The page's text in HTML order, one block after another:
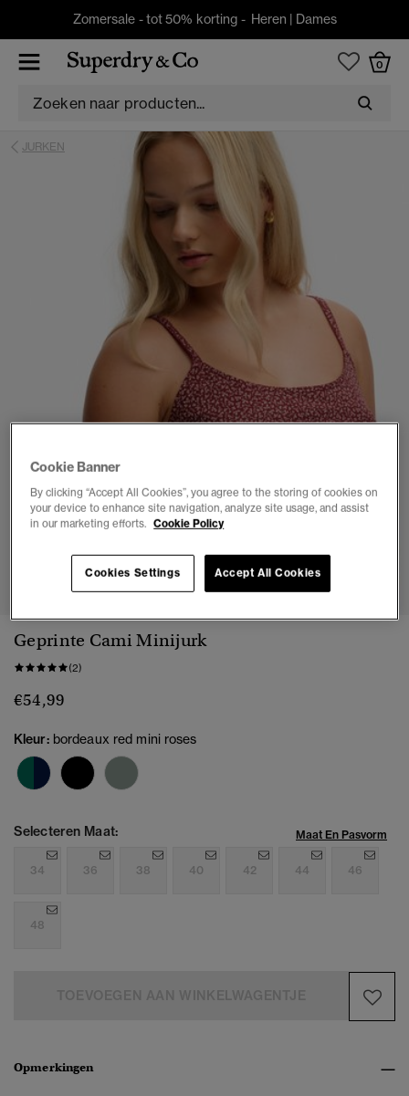
Zomersale - tot 50% korting - Heren | Dames
0
JURKEN
2 3 5 6
Geprinte Cami Minijurk
(2)
€54,99
Kleur: bordeaux red mini roses
Selecteren Maat: Maat En Pasvorm
34 36 38 40 42 44 46
48
Opmerkingen
Cookie Banner
By clicking “Accept All Cookies”, you agree to the storing of cookies on
your device to enhance site navigation, analyze site usage, and assist
in our marketing efforts. Cookie Policy
Cookies Settings Accept All Cookies